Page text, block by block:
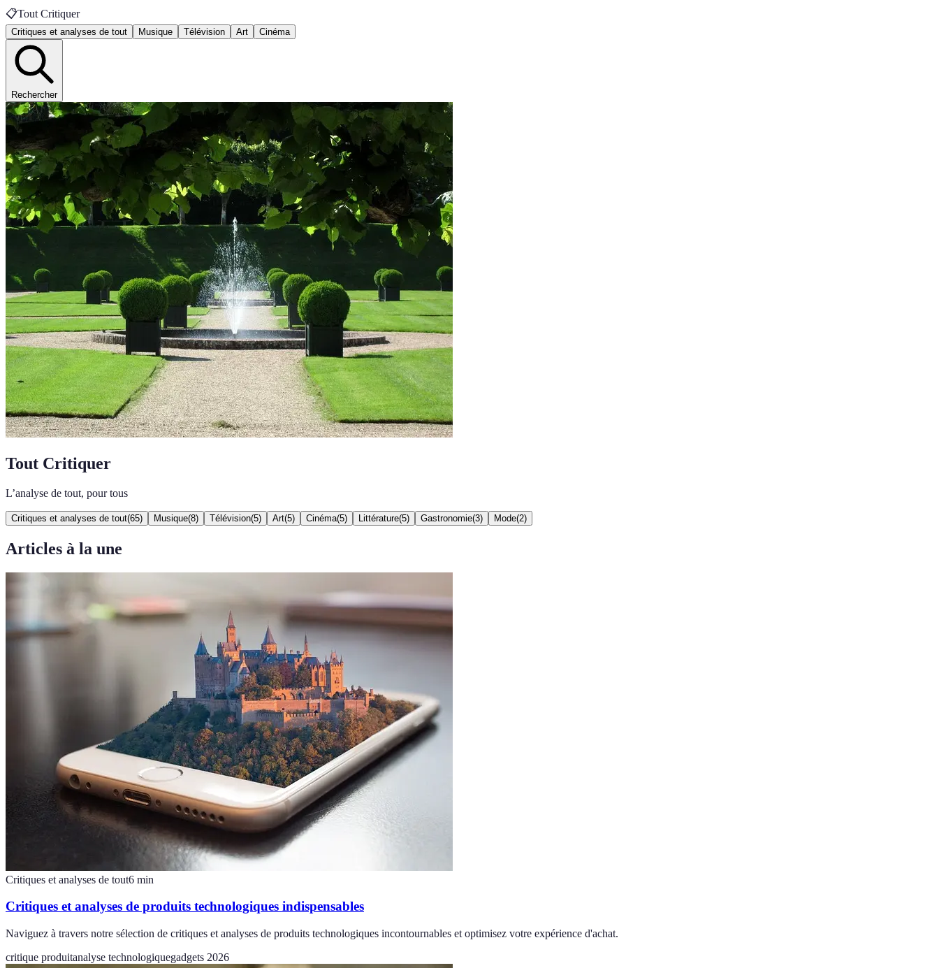
📋Tout Critiquer
Critiques et analyses de tout Musique Télévision Art Cinéma
Rechercher
Tout Critiquer
L’analyse de tout, pour tous
Critiques et analyses de tout(65) Musique(8) Télévision(5) Art(5) Cinéma(5) Littérature(5) Gastronomie(3) Mode(2)
Articles à la une
Critiques et analyses de tout6 min
Critiques et analyses de produits technologiques indispensables
Naviguez à travers notre sélection de critiques et analyses de produits technologiques incontournables et optimisez votre expérience d'achat.
critique produitanalyse technologiquegadgets 2026